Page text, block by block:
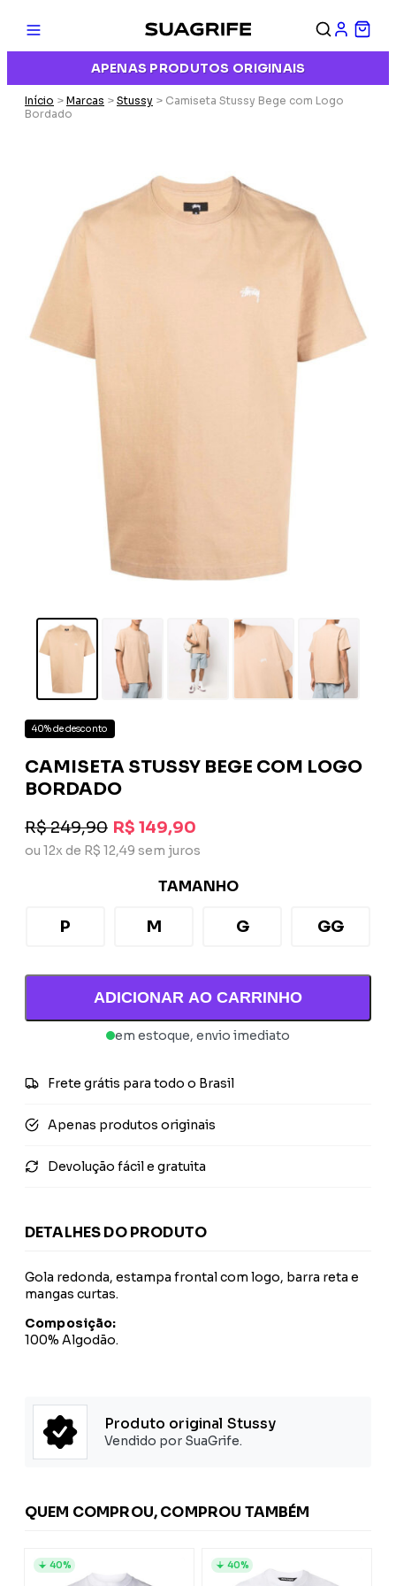
APENAS PRODUTOS ORIGINAIS
Início > Marcas > Stussy > Camiseta Stussy Bege com Logo
Bordado
40% de desconto
CAMISETA STUSSY BEGE COM LOGO
BORDADO
R$ 249,90 R$ 149,90
ou 12x de R$ 12,49 sem juros
TAMANHO
P M G GG
ADICIONAR AO CARRINHO
em estoque, envio imediato
Frete grátis para todo o Brasil
Apenas produtos originais
Devolução fácil e gratuita
DETALHES DO PRODUTO
Gola redonda, estampa frontal com logo, barra reta e
mangas curtas.
Composição:
100% Algodão.
Produto original Stussy
Vendido por SuaGrife.
QUEM COMPROU, COMPROU TAMBÉM
40% 40%